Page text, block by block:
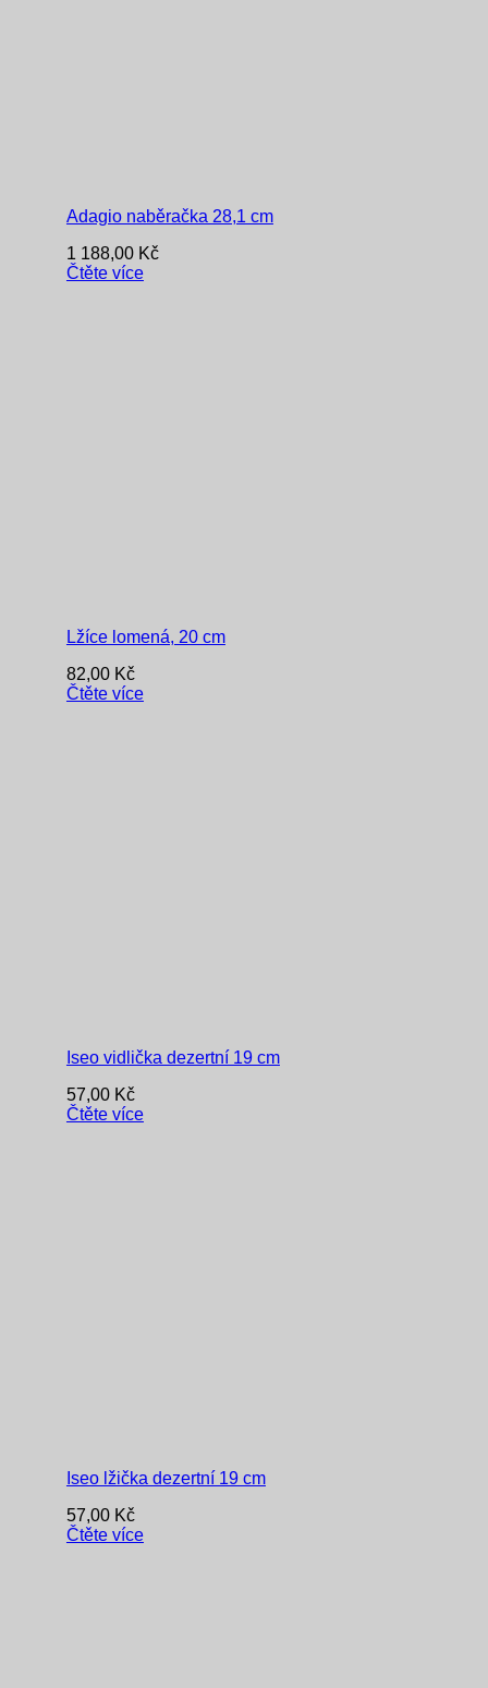
Adagio naběračka 28,1 cm
1 188,00 Kč
Čtěte více
Lžíce lomená, 20 cm
82,00 Kč
Čtěte více
Iseo vidlička dezertní 19 cm
57,00 Kč
Čtěte více
Iseo lžička dezertní 19 cm
57,00 Kč
Čtěte více